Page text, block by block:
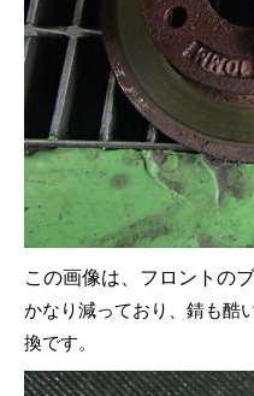
この画像は、フロントの
かなり減っており、錆も酷
換です。